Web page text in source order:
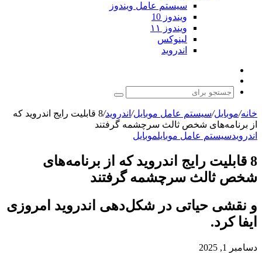
سیستم عامل ویندوز
ویندوز 10
ویندوز ۱۱
لینوکس
اندروید
پوسته
جستجو
خانه/موبایل/سیستم عامل موبایل/ اندروید/
8 قابلیت رایج اندروید که
از برنامه‌های شخص ثالث سرچشمه گرفتند
اندرویدسیستم عامل موبایلموبایل
8 قابلیت رایج اندروید که از برنامه‌های
شخص ثالث سرچشمه گرفتند
و نقشی حیاتی در شکل‌دهی اندروید امروزی
ایفا کرد.
دسامبر 1, 2025